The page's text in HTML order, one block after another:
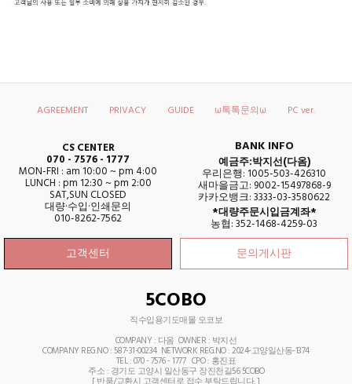
AGREEMENT PRIVACY GUIDE ω톡톡문의ω PC ver.
CS CENTER
070 - 7576 - 1777
MON-FRI : am 10:00 ~ pm 4:00
LUNCH : pm 12:30 ~ pm 2:00
SAT,SUN CLOSED
대량·수입·인쇄문의
010-8262-7562
고객센터
BANK INFO
예금주:박지선(다옴)
우리은행: 1005-503-426310
새마을금고: 9002-15497868-9
카카오뱅크: 3333-03-3580622
*대량주문시입금계좌*
농협: 352-1468-4259-03
문의게시판
5COBO
직수입용기도매몰 오코보
COMPANY : 다옴 OWNER : 박지선
COMPANY REG.NO : 587-31-00234 NETWORK REG.NO : 2024-고양일산동-1374
TEL : 070 - 7576 - 1777 CPO : 홍진표
주소 : 경기도 고양시 일산동구 장진천길56 5COBO